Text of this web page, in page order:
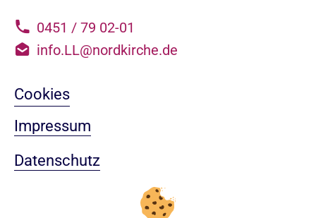
0451 / 79 02-01
info.LL@nordkirche.de
Cookies
Impressum
Datenschutz